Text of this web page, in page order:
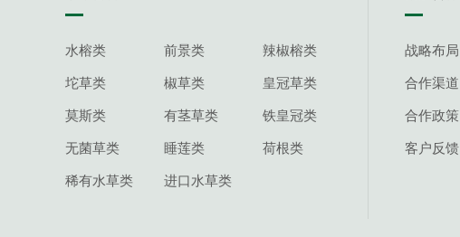
贵妃榕
水榕类 前景类 辣椒榕类
坨草类 椒草类 皇冠草类
莫斯类 有茎草类 铁皇冠类
无菌草类 睡莲类 荷根类
稀有水草类 进口水草类
战略布局
合作渠道
合作政策
客户反馈